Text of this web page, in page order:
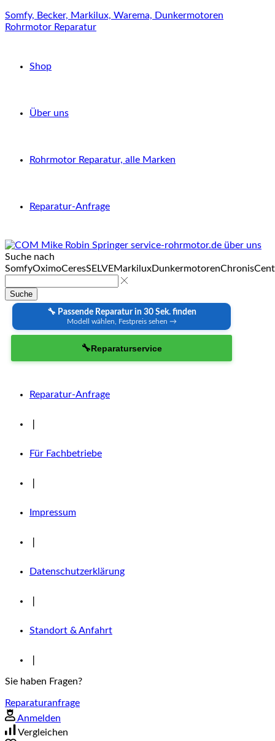
Somfy, Becker, Markilux, Warema, Dunkermotoren
Rohrmotor Reparatur
Shop
Über uns
Rohrmotor Reparatur, alle Marken
Reparatur-Anfrage
Suche nach
SomfyOximoCeresSELVEMarkiluxDunkermotorenChronis
Suche
🔧 Passende Reparatur in 30 Sek. finden
Modell wählen, Festpreis sehen →
🔧Reparaturservice
Reparatur-Anfrage
Für Fachbetriebe
Impressum
Datenschutzerklärung
Standort & Anfahrt
Sie haben Fragen?
Reparaturanfrage
Anmelden
Vergleichen